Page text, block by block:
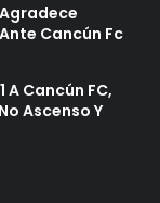
Cancún Fc
Cancún FC,
Ascenso Y